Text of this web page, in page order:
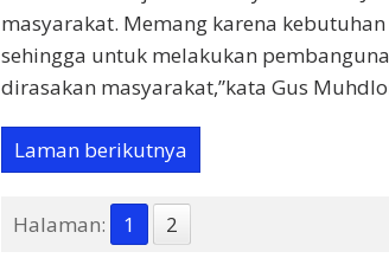
masyarakat. Memang karena
sehingga untuk melakukan
dirasakan masyarakat,”kata Gus
Laman berikutnya
Halaman: 1 2